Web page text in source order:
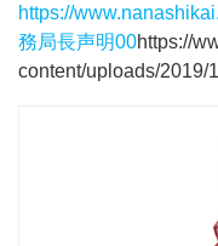
https://
務局長声明00https://
content/uploads/2019/